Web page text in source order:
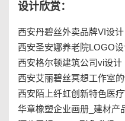
设计欣赏：
西安丹碧丝外卖品牌VI设计
西安圣安娜养老院LOGO
西安格尔顿建筑公司vi设计
西安艾丽碧丝冥想工作室
西安陌上纤虹创新特色医
华章橡塑企业画册_建材产